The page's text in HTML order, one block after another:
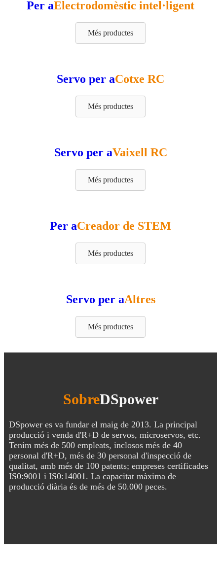
Per aElectrodomèstic intel·ligent
Més productes
Servo per aCotxe RC
Més productes
Servo per aVaixell RC
Més productes
Per aCreador de STEM
Més productes
Servo per aAltres
Més productes
SobreDSpower
DSpower es va fundar el maig de 2013. La principal
producció i venda d'R+D de servos, microservos, etc.
Tenim més de 500 empleats, inclosos més de 40
personal d'R+D, més de 30 personal d'inspecció de
qualitat, amb més de 100 patents; empreses certificades
IS0:9001 i IS0:14001. La capacitat màxima de
producció diària és de més de 50.000 peces.